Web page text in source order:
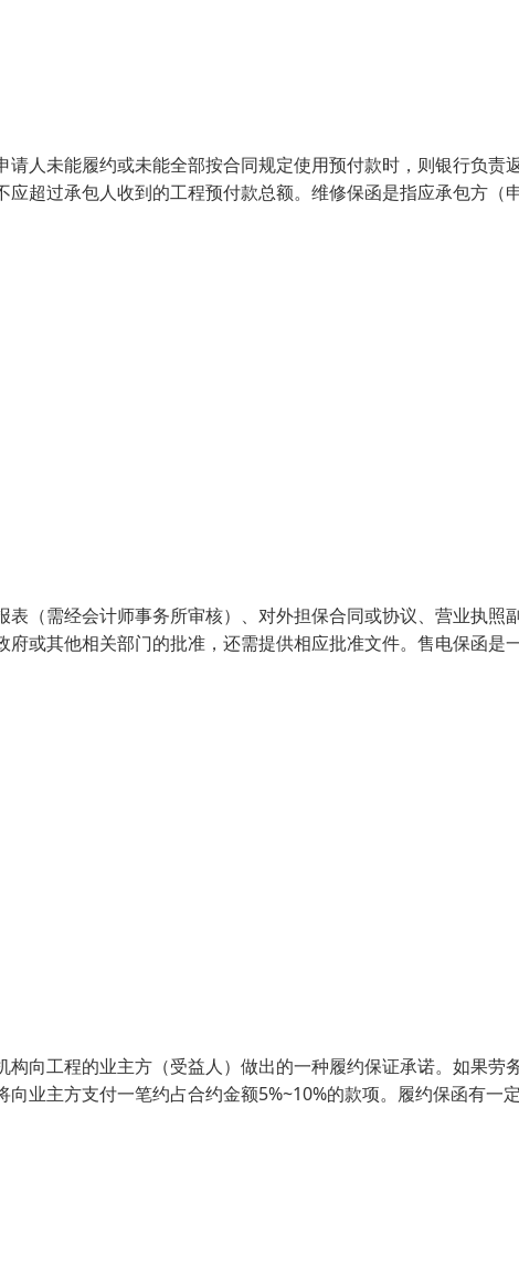
人未能履约或未能全部按合同规定使用预付款时，则银行负责
超过承包人收到的工程预付款总额。维修保函是指应承包方（
（需经会计师事务所审核）、对外担保合同或协议、营业执照
或其他相关部门的批准，还需提供相应批准文件。售电保函是
向工程的业主方（受益人）做出的一种履约保证承诺。如果劳
业主方支付一笔约占合约金额5%~10%的款项。履约保函有一